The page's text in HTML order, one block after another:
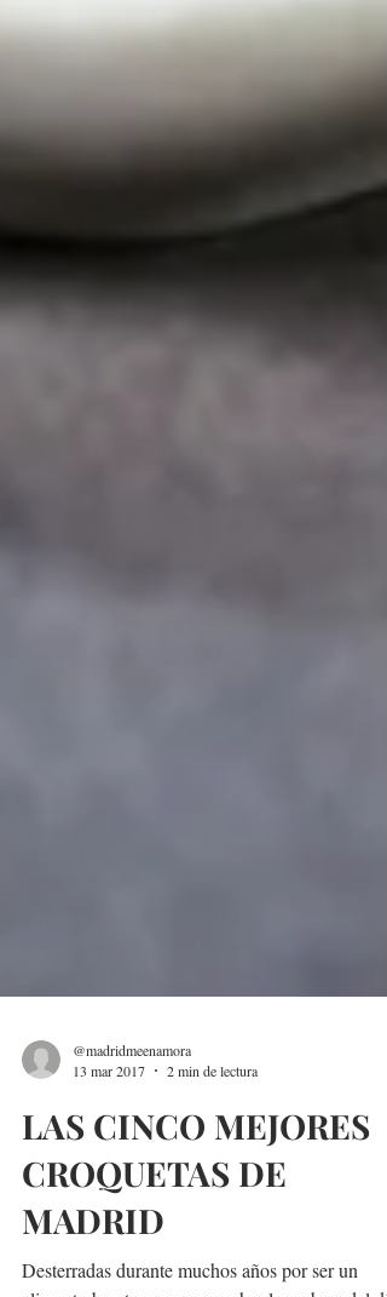
13 mar 2017
2 min de lectura
LAS CINCO MEJORES
CROQUETAS DE
MADRID